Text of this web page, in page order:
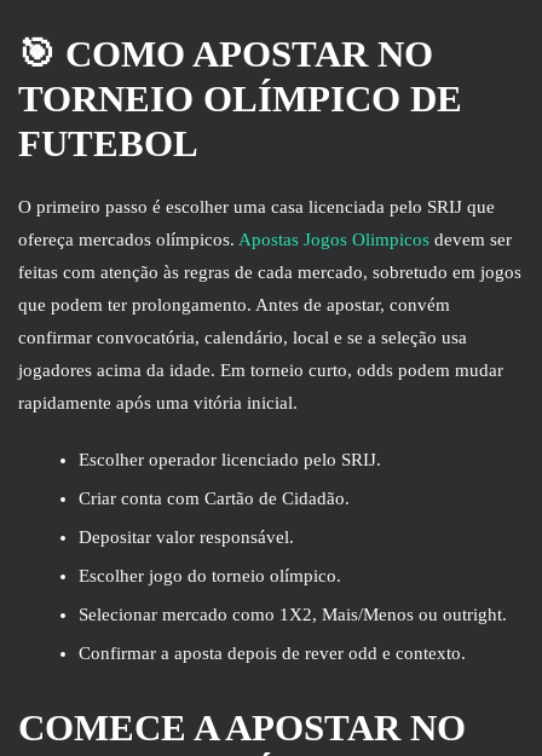
🎯 COMO APOSTAR NO
TORNEIO OLÍMPICO DE
FUTEBOL
O primeiro passo é escolher uma casa licenciada pelo SRIJ que
ofereça mercados olímpicos. Apostas Jogos Olimpicos devem ser
feitas com atenção às regras de cada mercado, sobretudo em jogos
que podem ter prolongamento. Antes de apostar, convém
confirmar convocatória, calendário, local e se a seleção usa
jogadores acima da idade. Em torneio curto, odds podem mudar
rapidamente após uma vitória inicial.
Escolher operador licenciado pelo SRIJ.
Criar conta com Cartão de Cidadão.
Depositar valor responsável.
Escolher jogo do torneio olímpico.
Selecionar mercado como 1X2, Mais/Menos ou outright.
Confirmar a aposta depois de rever odd e contexto.
COMECE A APOSTAR NO